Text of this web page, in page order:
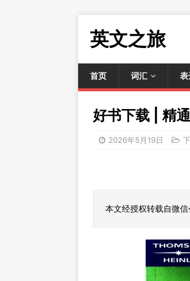
英文之旅
首页 词汇 表
好书下载 | 精
2026年5月19日
本文经授权转载自微